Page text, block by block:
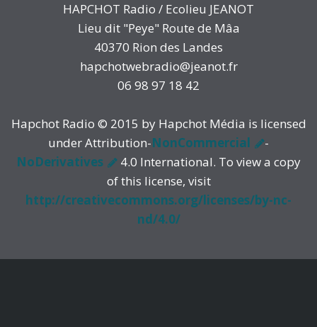
HAPCHOT Radio / Ecolieu JEANOT
Lieu dit "Peye" Route de Mâa
40370 Rion des Landes
hapchotwebradio@jeanot.fr
06 98 97 18 42
Hapchot Radio © 2015 by Hapchot Média is licensed
under Attribution-NonCommercial
-
NoDerivatives
4.0 International. To view a copy
of this license, visit
http://creativecommons.org/licenses/by-nc-
nd/4.0/